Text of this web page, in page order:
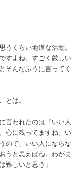
うくらい地道な活動。
すよね。すごく厳しい
そんなふうに言ってく
は。
言われたのは『いい人
心に残ってますね。い
ので、いい人にならな
うと思えばね。わがま
難しいと思う」